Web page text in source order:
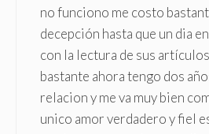
no funciono me costo
decepción hasta que un dia
con la lectura de sus
bastante ahora tengo dos
relacion y me va muy bien
unico amor verdadero y fiel